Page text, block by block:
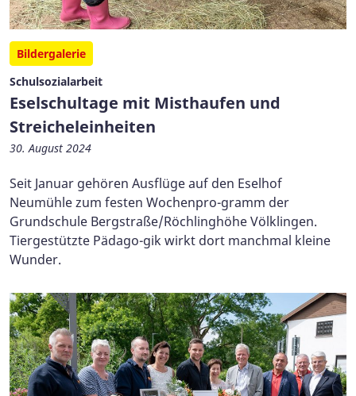
Bildergalerie
Schulsozialarbeit
Eselschultage mit Misthaufen und
Streicheleinheiten
30. August 2024
Seit Januar gehören Ausflüge auf den Eselhof
Neumühle zum festen Wochenpro-gramm der
Grundschule Bergstraße/Röchlinghöhe Völklingen.
Tiergestützte Pädago-gik wirkt dort manchmal kleine
Wunder.